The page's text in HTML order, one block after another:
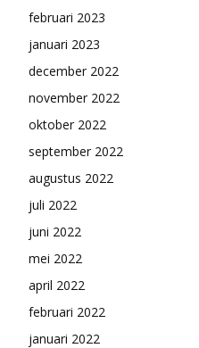
februari 2023
januari 2023
december 2022
november 2022
oktober 2022
september 2022
augustus 2022
juli 2022
juni 2022
mei 2022
april 2022
februari 2022
januari 2022